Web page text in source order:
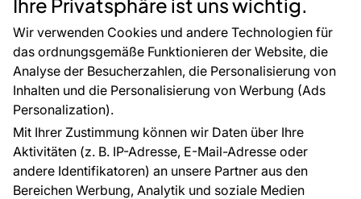
Ihre Privatsphäre ist uns wichtig.
Wir verwenden Cookies und andere Technologien für
das ordnungsgemäße Funktionieren der Website, die
Analyse der Besucherzahlen, die Personalisierung von
Inhalten und die Personalisierung von Werbung (Ads
Personalization).
Mit Ihrer Zustimmung können wir Daten über Ihre
Aktivitäten (z. B. IP-Adresse, E-Mail-Adresse oder
andere Identifikatoren) an unsere Partner aus den
Bereichen Werbung, Analytik und soziale Medien
CE-Zertifizierung
Großhandel
Raumvisualisierung
Zubehör
Tapetenmuster
FÜR SIE
Blog
EU-Projekte
Ratschläge und Tipps
FAQ
ÜBER DAS UNTERNEHMEN